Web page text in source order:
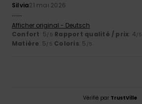
Silvia21 mai 2026
…….
Afficher original - Deutsch
Confort: 5/5 Rapport qualité / prix: 4/5
Matière: 5/5 Coloris: 5 /5
Vérifié par TrustVille